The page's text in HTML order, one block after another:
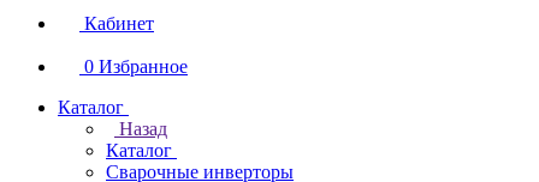
Кабинет
0 Избранное
Каталог
Назад
Каталог
Сварочные инверторы